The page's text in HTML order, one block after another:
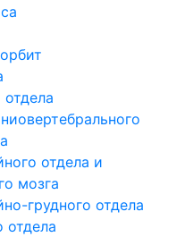
отдела и
мозга
грудного отдела
отдела